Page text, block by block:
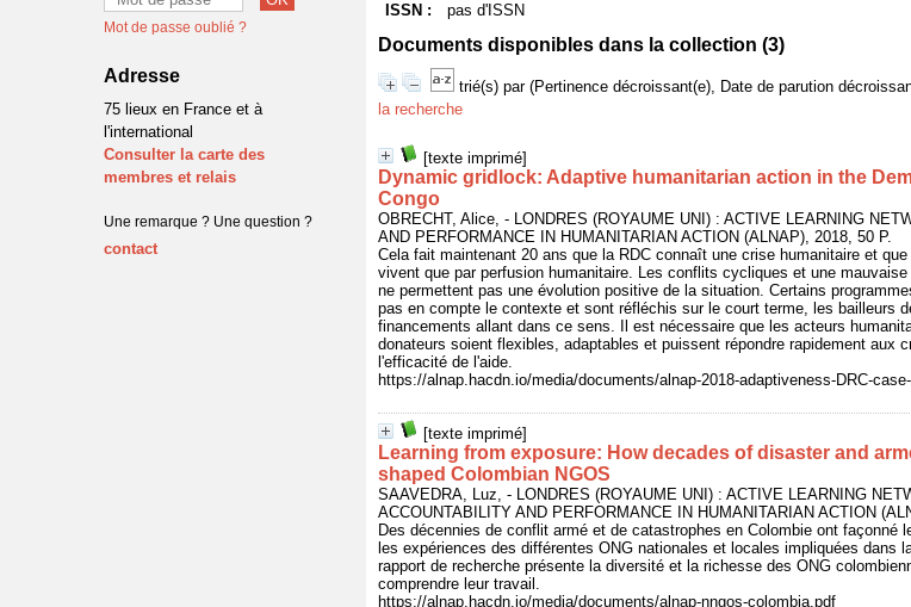
ISSN :
pas d'ISSN
Documents disponibles dans la collection (3)
trié(s) par (Pertinence décroissant(e), Date de parution
la recherche
[texte imprimé]
Dynamic gridlock: Adaptive humanitarian action in the
Congo
OBRECHT, Alice, - LONDRES (ROYAUME UNI) : ACTIVE LEARNING
AND PERFORMANCE IN HUMANITARIAN ACTION (ALNAP), 2018, 50 P.
Cela fait maintenant 20 ans que la RDC connaît une crise humanitaire et
vivent que par perfusion humanitaire. Les conflits cycliques et une
ne permettent pas une évolution positive de la situation. Certains
pas en compte le contexte et sont réfléchis sur le court terme, les bailleurs
financements allant dans ce sens. Il est nécessaire que les acteurs
donateurs soient flexibles, adaptables et puissent répondre rapidement aux
l'efficacité de l'aide.
https://alnap.hacdn.io/media/documents/alnap-2018-adaptiveness-DRC-
[texte imprimé]
Learning from exposure: How decades of disaster and
shaped Colombian NGOS
SAAVEDRA, Luz, - LONDRES (ROYAUME UNI) : ACTIVE LEARNING
ACCOUNTABILITY AND PERFORMANCE IN HUMANITARIAN ACTION
Des décennies de conflit armé et de catastrophes en Colombie ont façonné
les expériences des différentes ONG nationales et locales impliquées dans
rapport de recherche présente la diversité et la richesse des ONG
comprendre leur travail.
https://alnap.hacdn.io/media/documents/alnap-nngos-colombia.pdf
Mot de passe oublié ?
Adresse
75 lieux en France et à
l'international
Consulter la carte des
membres et relais
Une remarque ? Une question ?
contact